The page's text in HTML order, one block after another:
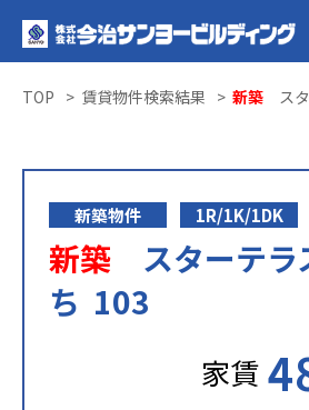
TOP 賃貸物件検索結果 新築 ス
新築物件 1R/1K/1DK
新築 スターテラ
ち 103
家賃